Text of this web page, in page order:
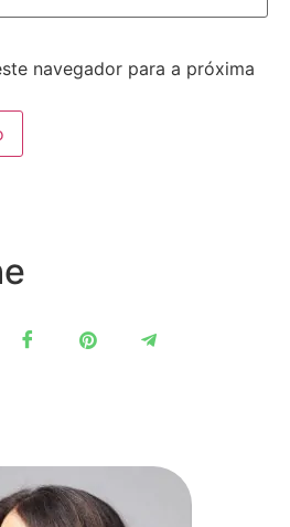
navegador para a próxima